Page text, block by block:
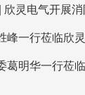
峰一行莅临欣
葛明华一行莅